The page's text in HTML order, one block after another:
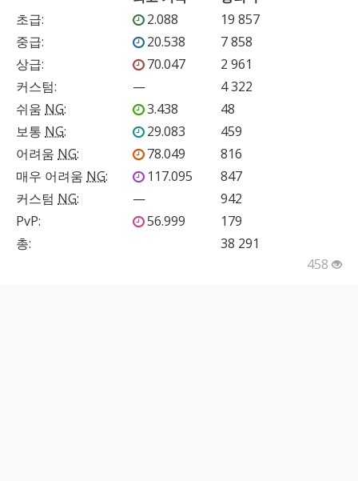
초급: 2.088
19 857
중급: 20.538
7 858
상급: 70.047
2 961
커스텀: —
4 322
쉬움 NG: 3.438
48
보통 NG: 29.083
459
어려움 NG: 78.049
816
매우 어려움 NG: 117.095
847
커스텀 NG: —
942
PvP: 56.999
179
총:
38 291
458